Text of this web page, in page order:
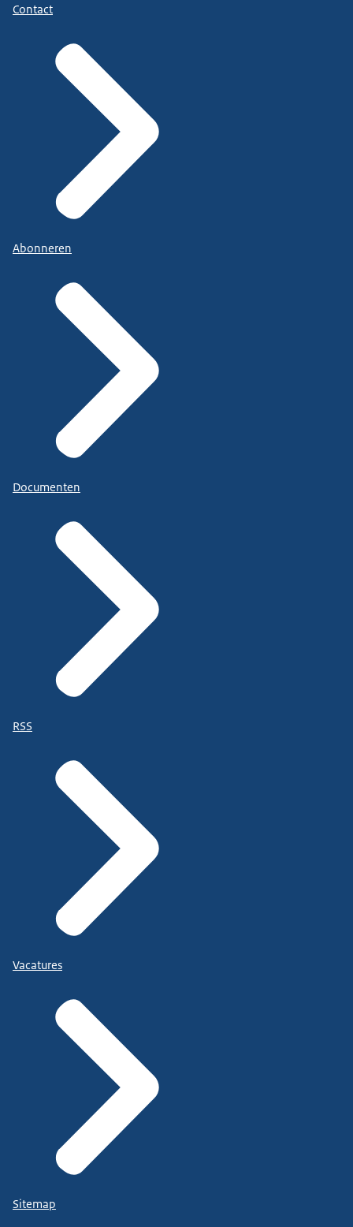
sprake is van een krimp van het aantal Wsw’ers,
de groep Wsw’ers en dat laat eigenlijk dit plaatje
De groep Wsw’ers wordt elk jaar kleiner
en dat betekent ook dat de groep mensen
waarvoor de oorspronkelijke
SW bedrijven verantwoordelijk zijn ook steeds
beschikbaar was,
die kan nog steeds worden ingezet omdat aan
de andere kant er een nieuwe doelgroep is die
steeds groter is
dan de oorspronkelijke groep Wsw’ers die daarbij
te helpen en te ondersteunen.
Ook nog eens een keer het doel van die nieuwe
beeldscherm ziet.
Die groeiende doelgroep, die wil je zo regulier
mogelijk aan de slag helpen.
Nou, nu is de vraag dus hoe je die klassieke
infrastructuur
kunt ombouwen naar een nieuwe infrastructuur
voor die nieuwe doelgroep in de Participatiewet.
en op weg kunt helpen naar steeds meer regulier
werk.
Maar als we het dan hebben over de sociale
infrastructuur en over de organisatiemodellen,
we hebben het dan over links, dan brengen we de
sociale infrastructuur.
Die brengen we in elkaar en dat is zeg maar de
En dat begint bij het vinden, zoeken en herkennen
van mensen
die ondersteuning nodig hebben om aan het werk
te komen en te blijven.
Dat is zeg maar de doelgroep van de
Participatiewet
en uiteindelijk help je ze aan de slag.
Contact
Abonneren
Documenten
RSS
Vacatures
Sitemap